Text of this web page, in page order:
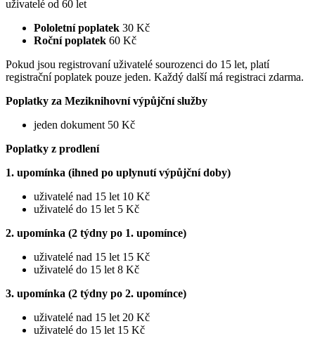
uživatelé od 60 let
Pololetní poplatek 30 Kč
Roční poplatek 60 Kč
Pokud jsou registrovaní uživatelé sourozenci do 15 let, platí
registrační poplatek pouze jeden. Každý další má registraci zdarma.
Poplatky za Meziknihovní výpůjční služby
jeden dokument 50 Kč
Poplatky z prodlení
1. upomínka (ihned po uplynutí výpůjční doby)
uživatelé nad 15 let 10 Kč
uživatelé do 15 let 5 Kč
2. upomínka (2 týdny po 1. upomínce)
uživatelé nad 15 let 15 Kč
uživatelé do 15 let 8 Kč
3. upomínka (2 týdny po 2. upomínce)
uživatelé nad 15 let 20 Kč
uživatelé do 15 let 15 Kč